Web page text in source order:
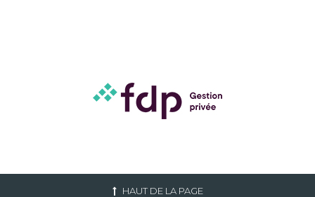
HAUT DE LA PAGE